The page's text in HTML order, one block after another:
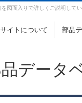
図面入りで詳しくご説明してい
イトについて 部品
データ